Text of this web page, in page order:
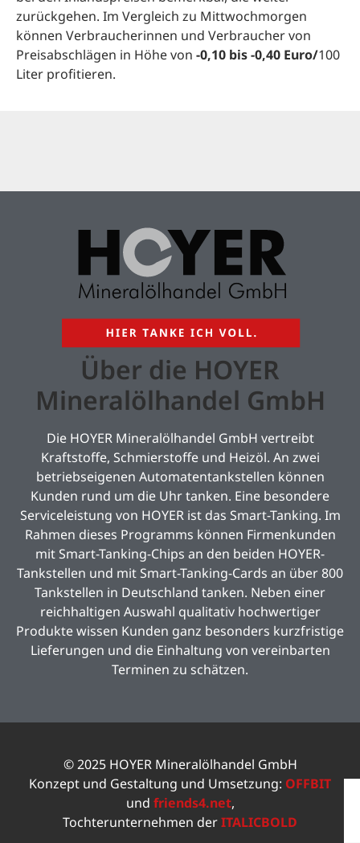
zurückgehen. Im Vergleich zu Mittwochmorgen
können Verbraucherinnen und Verbraucher von
Preisabschlägen in Höhe von -0,10 bis -0,40 Euro/100
Liter profitieren.
Über die HOYER
Mineralölhandel GmbH
Die HOYER Mineralölhandel GmbH vertreibt
Kraftstoffe, Schmierstoffe und Heizöl. An zwei
betriebseigenen Automatentankstellen können
Kunden rund um die Uhr tanken. Eine besondere
Serviceleistung von HOYER ist das Smart-Tanking. Im
Rahmen dieses Programms können Firmenkunden
mit Smart-Tanking-Chips an den beiden HOYER-
Tankstellen und mit Smart-Tanking-Cards an über 800
Tankstellen in Deutschland tanken. Neben einer
reichhaltigen Auswahl qualitativ hochwertiger
Produkte wissen Kunden ganz besonders kurzfristige
Lieferungen und die Einhaltung von vereinbarten
Terminen zu schätzen.
© 2025 HOYER Mineralölhandel GmbH
Konzept und Gestaltung und Umsetzung: OFFBIT
und friends4.net,
Tochterunternehmen derITALICBOLD